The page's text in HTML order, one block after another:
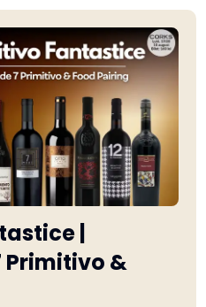
|
Primitivo &